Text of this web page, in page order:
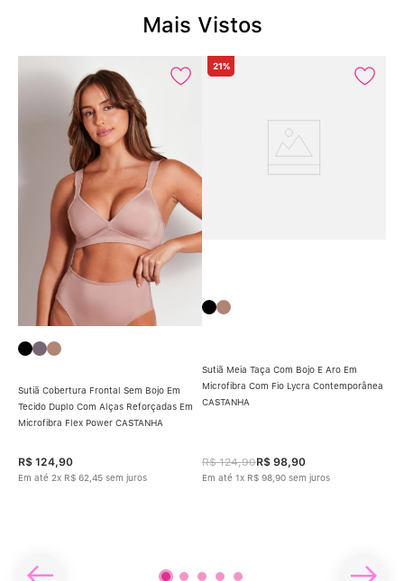
Mais Vistos
Sutiã Cobertura Frontal Sem Bojo Em
Tecido Duplo Com Alças Reforçadas Em
Microfibra Flex Power CASTANHA
R$ 124,90
Em até 2x R$ 62 45 sem juros
21%
Sutiã Meia Taça Com Bojo E Aro Em
Microfibra Com Fio Lycra Contemporânea
CASTANHA
R$ 124,90R$ 98,90
Em até 1x R$ 98 90 sem juros